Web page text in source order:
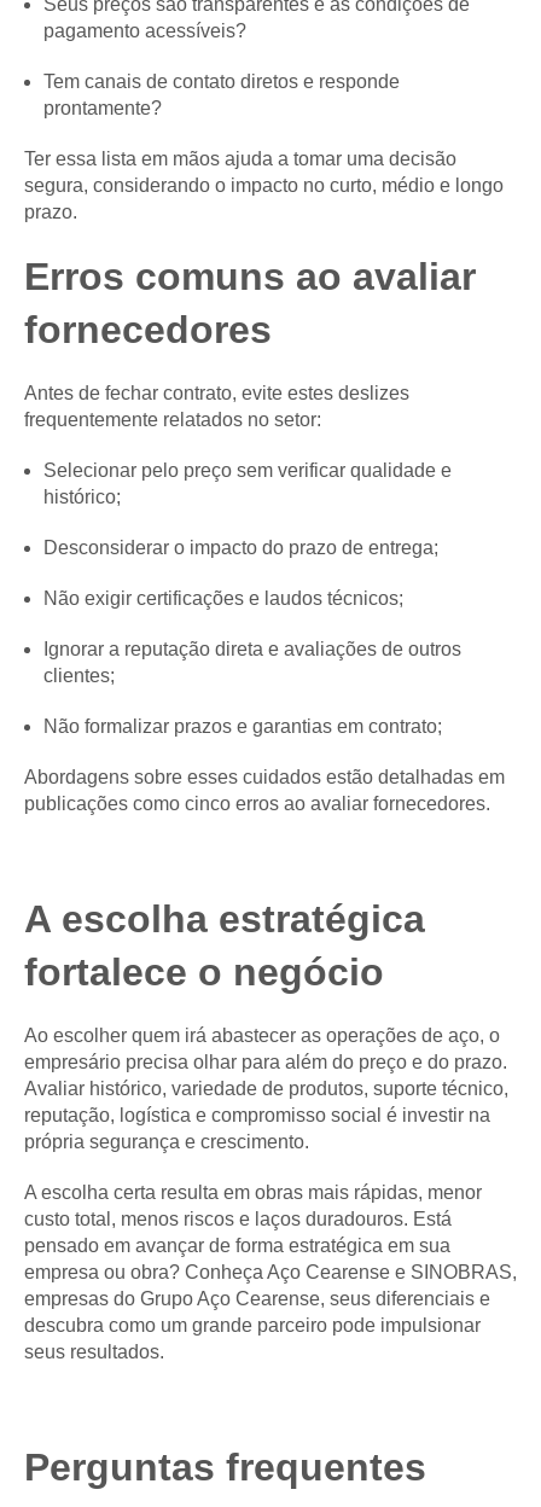
pagamento acessíveis?
Tem canais de contato diretos e responde
prontamente?
Ter essa lista em mãos ajuda a tomar uma decisão
segura, considerando o impacto no curto, médio e longo
prazo.
Erros comuns ao avaliar
fornecedores
Antes de fechar contrato, evite estes deslizes
frequentemente relatados no setor:
Selecionar pelo preço sem verificar qualidade e
histórico;
Desconsiderar o impacto do prazo de entrega;
Não exigir certificações e laudos técnicos;
Ignorar a reputação direta e avaliações de outros
clientes;
Não formalizar prazos e garantias em contrato;
Abordagens sobre esses cuidados estão detalhadas em
publicações como cinco erros ao avaliar fornecedores.
A escolha estratégica
fortalece o negócio
Ao escolher quem irá abastecer as operações de aço, o
empresário precisa olhar para além do preço e do prazo.
Avaliar histórico, variedade de produtos, suporte técnico,
reputação, logística e compromisso social é investir na
própria segurança e crescimento.
A escolha certa resulta em obras mais rápidas, menor
custo total, menos riscos e laços duradouros. Está
pensado em avançar de forma estratégica em sua
empresa ou obra? Conheça Aço Cearense e SINOBRAS,
empresas do Grupo Aço Cearense, seus diferenciais e
descubra como um grande parceiro pode impulsionar
seus resultados.
Perguntas frequentes